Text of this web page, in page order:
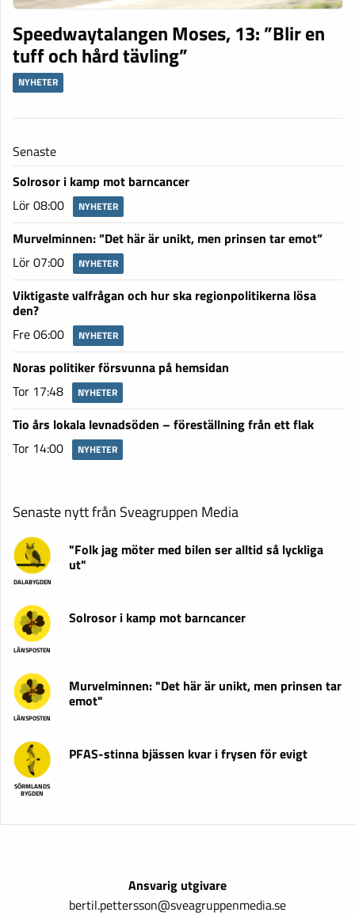
Speedwaytalangen Moses, 13: ”Blir en
tuff och hård tävling”
NYHETER
Senaste
Solrosor i kamp mot barncancer
Lör 08:00
NYHETER
Murvelminnen: ”Det här är unikt, men prinsen tar emot”
Lör 07:00
NYHETER
Viktigaste valfrågan och hur ska regionpolitikerna lösa
den?
Fre 06:00
NYHETER
Noras politiker försvunna på hemsidan
Tor 17:48
NYHETER
Tio års lokala levnadsöden – föreställning från ett flak
Tor 14:00
NYHETER
Senaste nytt från Sveagruppen Media
DALABYGDEN
"Folk jag möter med bilen ser alltid så lyckliga
ut"
LÄNSPOSTEN
Solrosor i kamp mot barncancer
LÄNSPOSTEN
Murvelminnen: "Det här är unikt, men prinsen tar
emot"
SÖRMLANDS
BYGDEN
PFAS-stinna bjässen kvar i frysen för evigt
Ansvarig utgivare
bertil.pettersson@sveagruppenmedia.se